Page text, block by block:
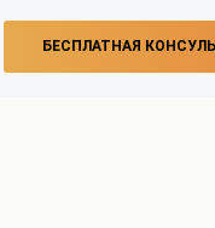
БЕСПЛАТНАЯ